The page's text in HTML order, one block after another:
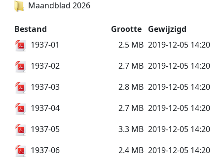
Maandblad 2026
Bestand Grootte
Gewijzigd
1937-01
2.5 MB 2019-12-05 14:20
1937-02
2.7 MB 2019-12-05 14:20
1937-03
2.8 MB 2019-12-05 14:20
1937-04
2.7 MB 2019-12-05 14:20
1937-05
3.3 MB 2019-12-05 14:20
1937-06
2.4 MB 2019-12-05 14:20